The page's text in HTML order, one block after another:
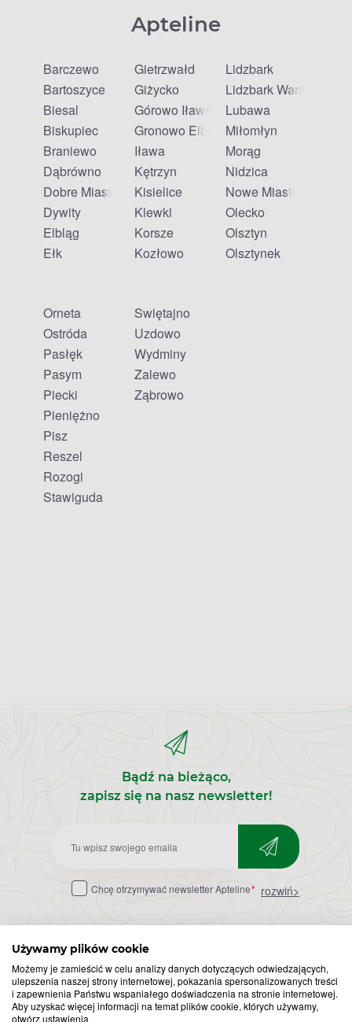
Używamy plików cookie
Możemy je zamieścić w celu analizy danych dotyczących odwiedzających,
ulepszenia naszej strony internetowej, pokazania spersonalizowanych treści
i zapewnienia Państwu wspaniałego doświadczenia na stronie internetowej.
Aby uzyskać więcej informacji na temat plików cookie, których używamy,
otwórz ustawienia.
Apteline
Barczewo
Bartoszyce
Biesal
Biskupiec
Braniewo
Dąbrówno
Dobre Miasto
Dywity
Elbląg
Ełk
Gietrzwałd
Giżycko
Górowo Iławeckie
Gronowo Elbląskie
Iława
Kętrzyn
Kisielice
Klewki
Korsze
Kozłowo
Lidzbark
Lidzbark Warmiński
Lubawa
Miłomłyn
Morąg
Nidzica
Nowe Miasto
Olecko
Olsztyn
Olsztynek
Orneta
Ostróda
Pasłęk
Pasym
Piecki
Pieniężno
Pisz
Reszel
Rozogi
Stawiguda
Świętajno
Uzdowo
Wydminy
Zalewo
Ząbrowo
Bądź na bieżąco,
zapisz się na nasz newsletter!
Zapisz
do
Chcę otrzymywać newsletter Apteline* rozwiń>